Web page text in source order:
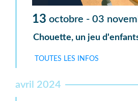
13 octobre - 03
Chouette, un jeu
TOUTES LES INFOS
avril 2024